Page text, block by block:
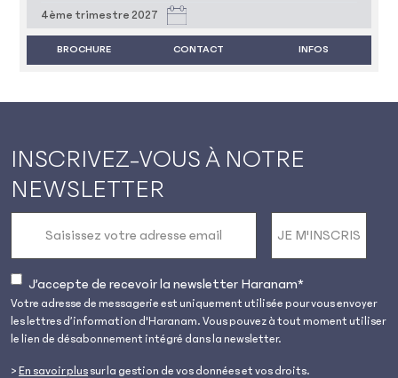
4ème trimestre 2027
BROCHURE CONTACT INFOS
INSCRIVEZ-VOUS À NOTRE
NEWSLETTER
RGPD*
J’accepte de recevoir la newsletter Haranam*
Votre adresse de messagerie est uniquement utilisée pour vous envoyer
les lettres d’information d'Haranam. Vous pouvez à tout moment utiliser
le lien de désabonnement intégré dans la newsletter.
> En savoir plus sur la gestion de vos données et vos droits.